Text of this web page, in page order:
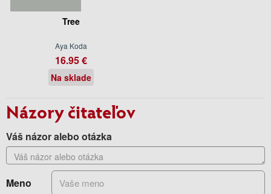
Tree
Aya Koda
16.95 €
Na sklade
Názory čitateľov
Váš názor alebo otázka
Meno